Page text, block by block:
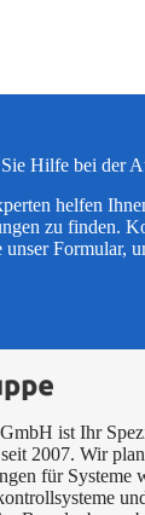
Hilfe bei der
helfen
zu finden.
unser Formular,
ist Ihr
2007. Wir
für Systeme